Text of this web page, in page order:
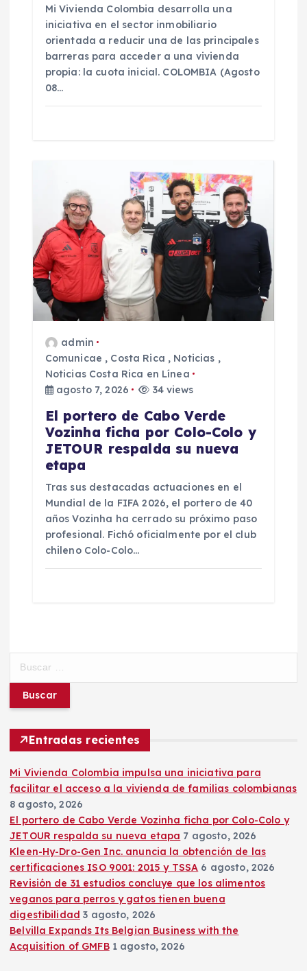
Mi Vivienda Colombia desarrolla una
iniciativa en el sector inmobiliario
orientada a reducir una de las principales
barreras para acceder a una vivienda
propia: la cuota inicial. COLOMBIA (Agosto
08…
admin
Comunicae , Costa Rica , Noticias ,
Noticias Costa Rica en Línea
agosto 7, 2026
34 views
El portero de Cabo Verde
Vozinha ficha por Colo-Colo y
JETOUR respalda su nueva
etapa
Tras sus destacadas actuaciones en el
Mundial de la FIFA 2026, el portero de 40
años Vozinha ha cerrado su próximo paso
profesional. Fichó oficialmente por el club
chileno Colo-Colo…
c
:
Entradas recientes
Mi Vivienda Colombia impulsa una iniciativa para
facilitar el acceso a la vivienda de familias colombianas
8 agosto, 2026
El portero de Cabo Verde Vozinha ficha por Colo-Colo y
JETOUR respalda su nueva etapa 7 agosto, 2026
Kleen-Hy-Dro-Gen Inc. anuncia la obtención de las
certificaciones ISO 9001: 2015 y TSSA 6 agosto, 2026
Revisión de 31 estudios concluye que los alimentos
veganos para perros y gatos tienen buena
digestibilidad 3 agosto, 2026
Belvilla Expands Its Belgian Business with the
Acquisition of GMFB 1 agosto, 2026